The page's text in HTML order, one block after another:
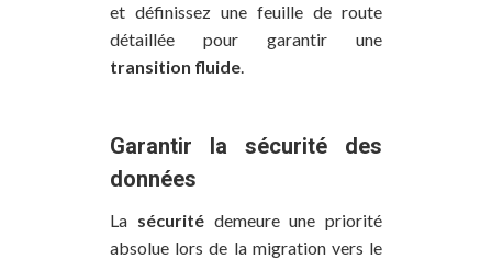
et définissez une feuille de route
détaillée pour garantir une
transition fluide.
Garantir la sécurité des
données
La sécuritédemeure une priorité
absolue lors de la migration vers le